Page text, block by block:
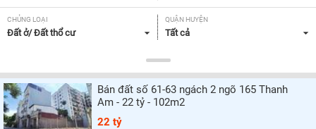
CHỦNG LOẠI
Đất ở/ Đất thổ cư
QUẬN HUYỆN
Tất cả
Tất cả
MỨC GIÁ
Từ 2 - 4 tỷ,
HƯỚNG
Tất cả
MẶT TIỀN
Bán đất số 61-63 ngách 2 ngõ 165 Thanh
Am - 22 tỷ - 102m2
22 tỷ